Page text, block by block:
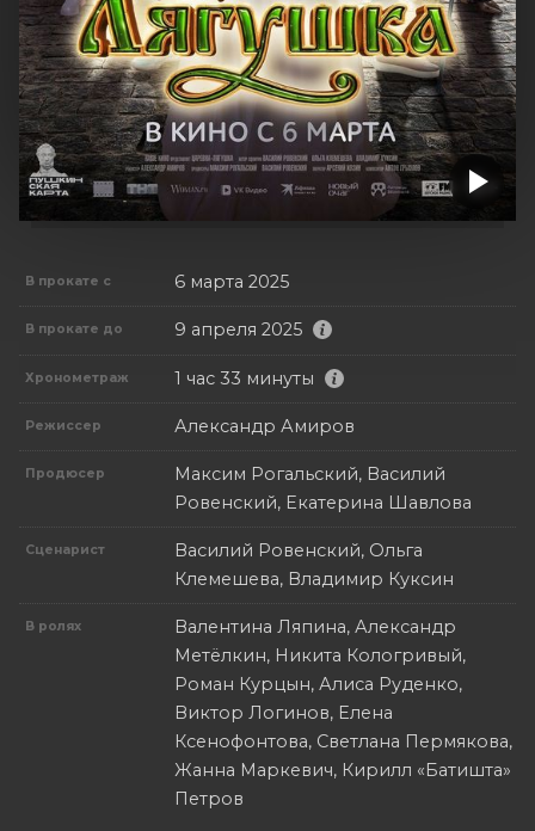
В прокате с 6 марта 2025
В прокате до 9 апреля 2025
Хронометраж 1 час 33 минуты
Режиссер Александр Амиров
Продюсер
Максим Рогальский, Василий
Ровенский, Екатерина Шавлова
Сценарист
Василий Ровенский, Ольга
Клемешева, Владимир Куксин
В ролях
Валентина Ляпина, Александр
Метёлкин, Никита Кологривый,
Роман Курцын, Алиса Руденко,
Виктор Логинов, Елена
Ксенофонтова, Светлана Пермякова,
Жанна Маркевич, Кирилл «Батишта»
Петров